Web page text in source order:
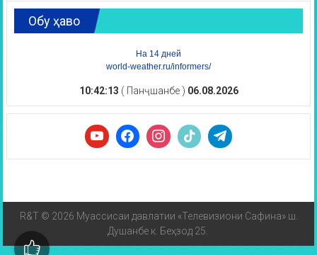
Обу ҳаво
На 14 дней
world-weather.ru/informers/
10:42:13 ( Панҷшанбе ) 06.08.2026
R&T © 2026 Муассисаи давлатии «Телевизиони Сафина» ш.
Душанбе к. Беҳзод 25.